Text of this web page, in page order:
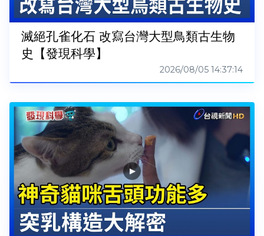
滅絕孔雀化石 改寫台灣大型鳥類古生物
史【發現科學】
2026/08/05 14:37:14